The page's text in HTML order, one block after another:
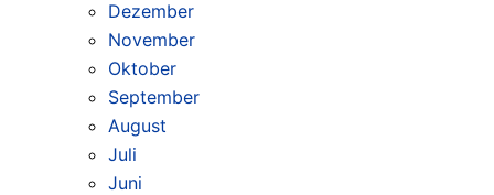
Dezember
November
Oktober
September
August
Juli
Juni